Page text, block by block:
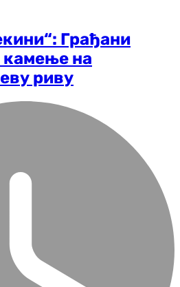
Грађани
на
риву